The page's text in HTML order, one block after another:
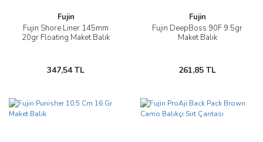
Fujin
Fujin Shore Liner 145mm
20gr Floating Maket Balık
347,54 TL
Fujin
Fujin DeepBoss 90F 9.5gr
Maket Balık
261,85 TL